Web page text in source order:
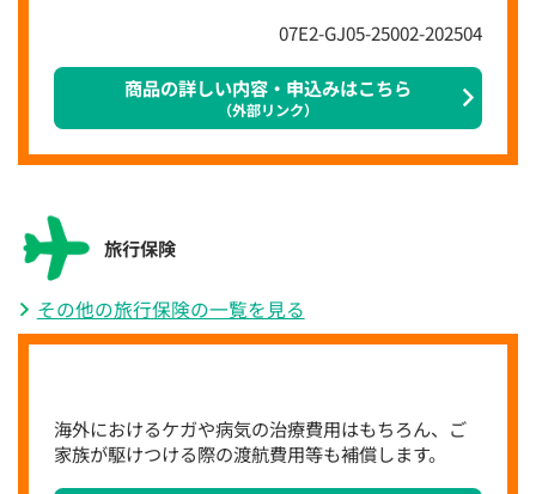
07E2-GJ05-25002-202504
商品の詳しい内容・申込みはこちら
（外部リンク）
旅行保険
その他の旅行保険の一覧を見る
海外におけるケガや病気の治療費用はもちろん、ご
家族が駆けつける際の渡航費用等も補償します。